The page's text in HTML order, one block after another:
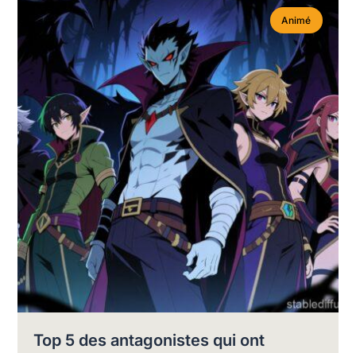
Animé
Top 5 des antagonistes qui ont